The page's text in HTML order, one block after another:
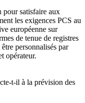
pour satisfaire aux
les exigences PCS au
européenne sur
de tenue de registres
personnalisés par
opérateur.
t-il à la prévision des